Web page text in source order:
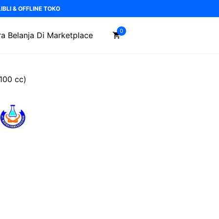
& OFFLINE TOKO
Belanja Di Marketplace 0
cc)